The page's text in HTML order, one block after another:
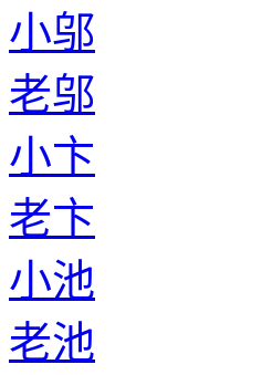
小邬
老邬
小卞
老卞
小池
老池